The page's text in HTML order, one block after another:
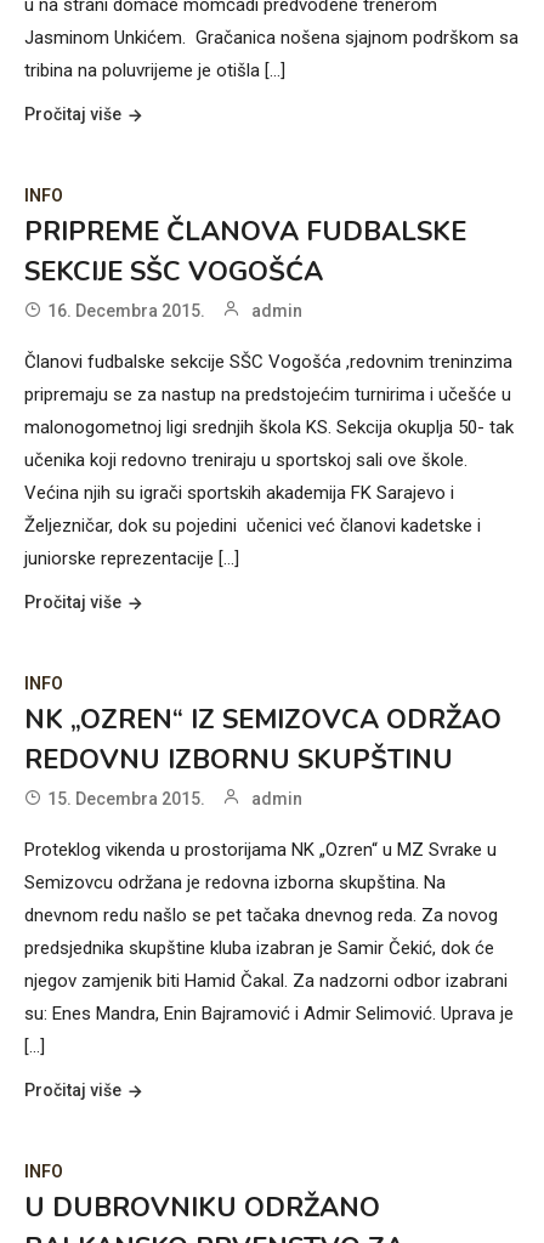
u na strani domaće momčadi predvođene trenerom
Jasminom Unkićem. Gračanica nošena sjajnom podrškom sa
tribina na poluvrijeme je otišla [...]
Pročitaj više
INFO
PRIPREME ČLANOVA FUDBALSKE
SEKCIJE SŠC VOGOŠĆA
16. Decembra 2015. admin
Članovi fudbalske sekcije SŠC Vogošća ,redovnim treninzima
pripremaju se za nastup na predstojećim turnirima i učešće u
malonogometnoj ligi srednjih škola KS. Sekcija okuplja 50- tak
učenika koji redovno treniraju u sportskoj sali ove škole.
Većina njih su igrači sportskih akademija FK Sarajevo i
Željezničar, dok su pojedini učenici već članovi kadetske i
juniorske reprezentacije [...]
Pročitaj više
INFO
NK „OZREN“ IZ SEMIZOVCA ODRŽAO
REDOVNU IZBORNU SKUPŠTINU
15. Decembra 2015. admin
Proteklog vikenda u prostorijama NK „Ozren“ u MZ Svrake u
Semizovcu održana je redovna izborna skupština. Na
dnevnom redu našlo se pet tačaka dnevnog reda. Za novog
predsjednika skupštine kluba izabran je Samir Čekić, dok će
njegov zamjenik biti Hamid Čakal. Za nadzorni odbor izabrani
su: Enes Mandra, Enin Bajramović i Admir Selimović. Uprava je
[...]
Pročitaj više
INFO
U DUBROVNIKU ODRŽANO